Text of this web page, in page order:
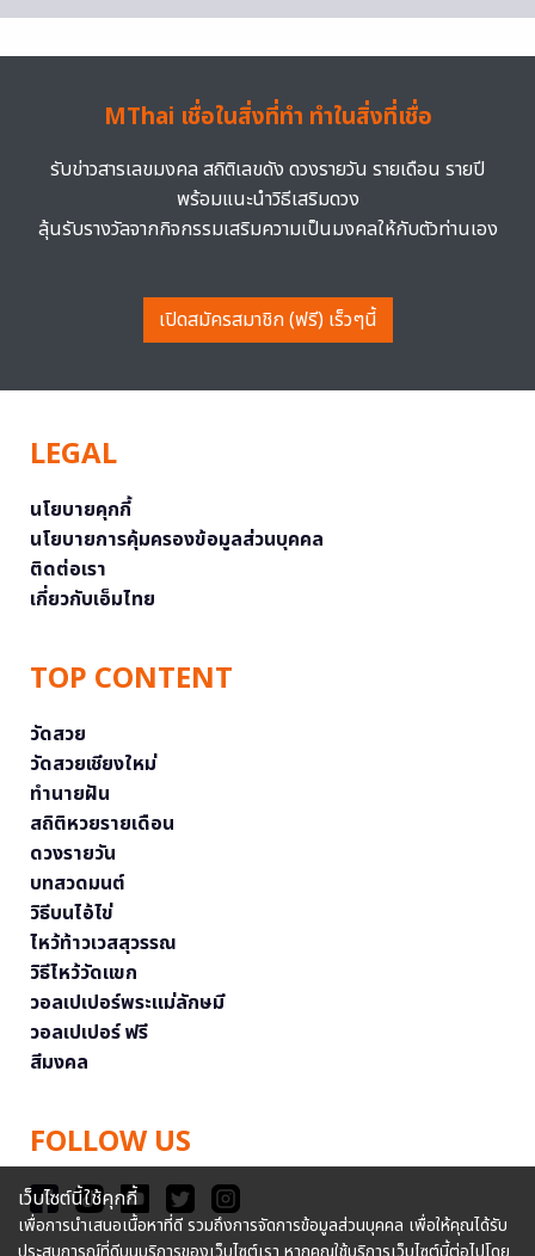
MThai เชื่อในสิ่งที่ทำ ทำในสิ่งที่เชื่อ
รับข่าวสารเลขมงคล สถิติเลขดัง ดวงรายวัน รายเดือน รายปี
พร้อมแนะนำวิธีเสริมดวง
ลุ้นรับรางวัลจากกิจกรรมเสริมความเป็นมงคลให้กับตัวท่านเอง
เปิดสมัครสมาชิก (ฟรี) เร็วๆนี้
LEGAL
นโยบายคุกกี้
นโยบายการคุ้มครองข้อมูลส่วนบุคคล
ติดต่อเรา
เกี่ยวกับเอ็มไทย
TOP CONTENT
วัดสวย
วัดสวยเชียงใหม่
ทำนายฝัน
สถิติหวยรายเดือน
ดวงรายวัน
บทสวดมนต์
วิธีบนไอ้ไข่
ไหว้ท้าวเวสสุวรรณ
วิธีไหว้วัดแขก
วอลเปเปอร์พระแม่ลักษมี
วอลเปเปอร์ ฟรี
สีมงคล
FOLLOW US
เว็บไซต์นี้ใช้คุกกี้
เพื่อการนำเสนอเนื้อหาที่ดี รวมถึงการจัดการข้อมูลส่วนบุคคล เพื่อให้คุณได้รับ